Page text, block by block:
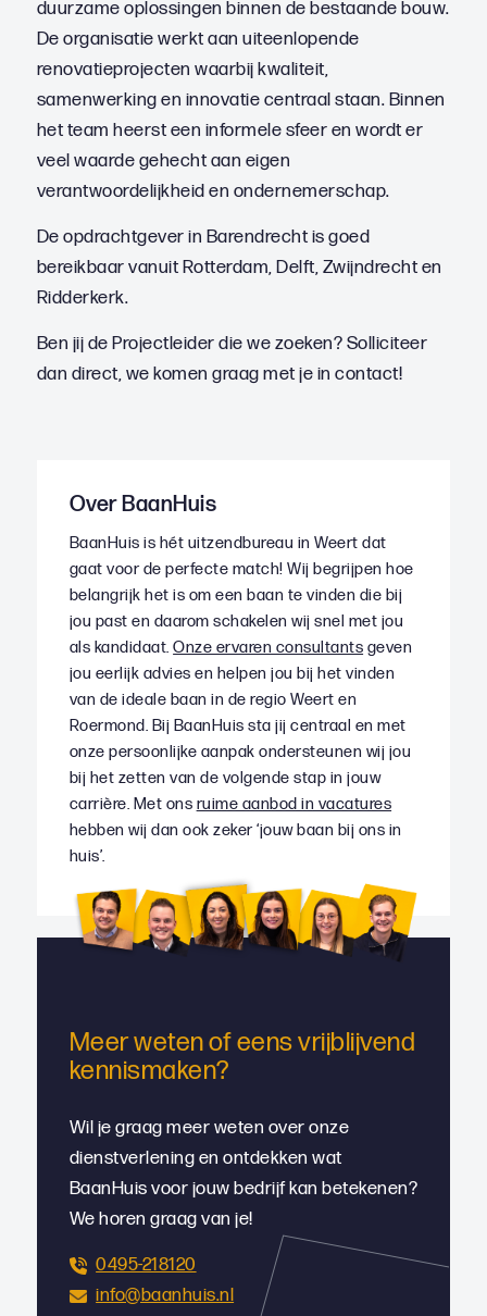
duurzame oplossingen binnen de bestaande bouw.
De organisatie werkt aan uiteenlopende
renovatieprojecten waarbij kwaliteit,
samenwerking en innovatie centraal staan. Binnen
het team heerst een informele sfeer en wordt er
veel waarde gehecht aan eigen
verantwoordelijkheid en ondernemerschap.
De opdrachtgever in Barendrecht is goed
bereikbaar vanuit Rotterdam, Delft, Zwijndrecht en
Ridderkerk.
Ben jij de Projectleider die we zoeken? Solliciteer
dan direct, we komen graag met je in contact!
Over BaanHuis
BaanHuis is hét uitzendbureau in Weert dat
gaat voor de perfecte match! Wij begrijpen hoe
belangrijk het is om een baan te vinden die bij
jou past en daarom schakelen wij snel met jou
als kandidaat.Onze ervaren consultants geven
jou eerlijk advies en helpen jou bij het vinden
van de ideale baan in de regio Weert en
Roermond. Bij BaanHuis sta jij centraal en met
onze persoonlijke aanpak ondersteunen wij jou
bij het zetten van de volgende stap in jouw
carrière. Met ons ruime aanbod in vacatures
hebben wij dan ook zeker ‘jouw baan bij ons in
huis’.
Meer weten of eens vrijblijvend
kennismaken?
Wil je graag meer weten over onze
dienstverlening en ontdekken wat
BaanHuis voor jouw bedrijf kan betekenen?
We horen graag van je!
0495-218120
info@baanhuis.nl